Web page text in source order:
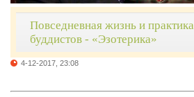
Повседневная жизнь и
буддистов - «Эзотерика»
4-12-2017, 23:08